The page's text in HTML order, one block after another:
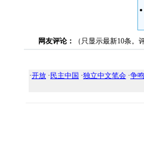
网友评论： （只显示最新10条
·开放 · 民主中国 ·独立中文笔会 ·争